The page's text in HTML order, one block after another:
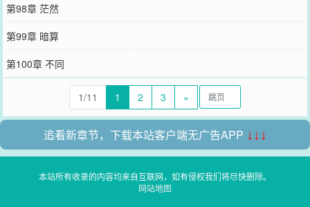
第98章 茫然
第99章 暗算
第100章 不同
1/11 1 2 3 »
追看新章节，下载本站客户端无广告APP ↓↓↓
本站所有收录的内容均来自互联网，如有侵权我们将尽快删除。
网站地图